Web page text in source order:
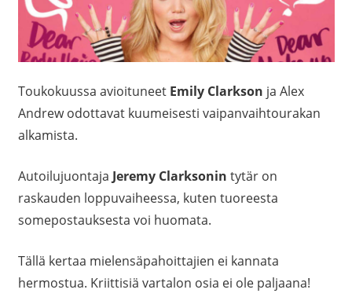
Toukokuussa avioituneet Emily Clarkson ja Alex
Andrew odottavat kuumeisesti vaipanvaihtourakan
alkamista.
Autoilujuontaja Jeremy Clarksonin tytär on
raskauden loppuvaiheessa, kuten tuoreesta
somepostauksesta voi huomata.
Tällä kertaa mielensäpahoittajien ei kannata
hermostua. Kriittisiä vartalon osia ei ole paljaana!